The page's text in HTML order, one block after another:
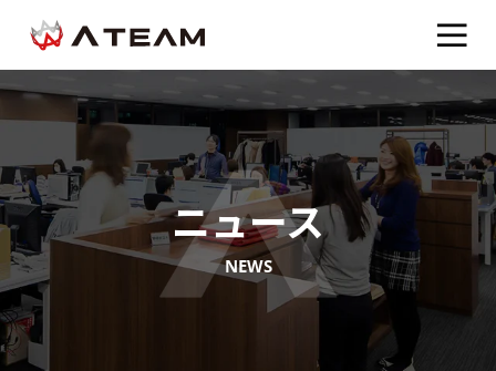
ニュース
NEWS